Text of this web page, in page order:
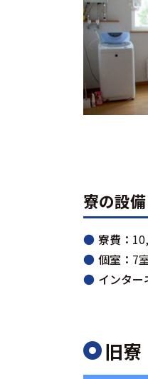
寮の設備
寮費：
個室： 7
インター
旧寮